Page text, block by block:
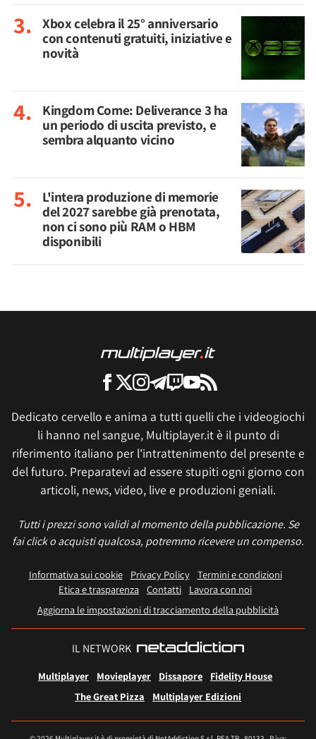
Xbox celebra il 25° anniversario
con contenuti gratuiti, iniziative e
novità
Kingdom Come: Deliverance 3 ha
un periodo di uscita previsto, e
sembra alquanto vicino
L'intera produzione di memorie
del 2027 sarebbe già prenotata,
non ci sono più RAM o HBM
disponibili
Dedicato cervello e anima a tutti quelli che i videogiochi
li hanno nel sangue, Multiplayer.it è il punto di
riferimento italiano per l'intrattenimento del presente e
del futuro. Preparatevi ad essere stupiti ogni giorno con
articoli, news, video, live e produzioni geniali.
Tutti i prezzi sono validi al momento della pubblicazione. Se
fai click o acquisti qualcosa, potremmo ricevere un compenso.
Informativa sui cookie Privacy Policy
Termini e condizioni
Etica e trasparenza Contatti
Lavora con noi
Aggiorna le impostazioni di tracciamento della pubblicità
IL NETWORK
Multiplayer Movieplayer Dissapore
Fidelity House
The Great Pizza
Multiplayer Edizioni